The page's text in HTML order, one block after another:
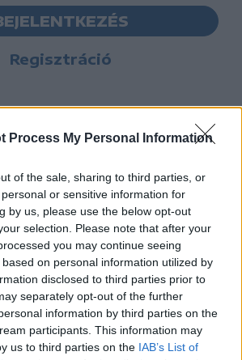
Process My Personal Information
of the sale, sharing to third parties, or
or sensitive information for
by us, please use the below opt-out
selection. Please note that after your
you may continue seeing
on personal information utilized by
disclosed to third parties prior to
separately opt-out of the further
information by third parties on the
participants. This information may
us to third parties on the IAB’s List of
Regisztráció
tájékoztató